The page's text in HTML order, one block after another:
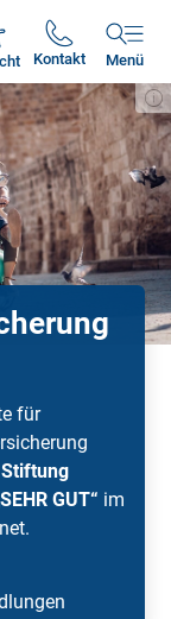
Kontakt Menü
für
Stiftung
GUT“ im